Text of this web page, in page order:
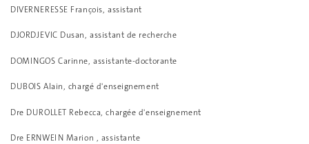
DIVERNERESSE François, assistant
DJORDJEVIC Dusan, assistant de recherche
DOMINGOS Carinne, assistante-doctorante
DUBOIS Alain, chargé d'enseignement
Dre DUROLLET Rebecca, chargée d'enseignement
Dre ERNWEIN Marion , assistante